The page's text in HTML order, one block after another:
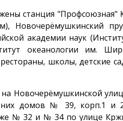
станция "Профсоюзная"
Новочерёмушкинский
академии наук
океанологии им.
школы, детские
Новочерёмушкинской
домов № 39, корп.1
№ 32 и № 34 по улице